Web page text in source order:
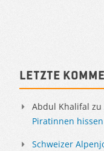
Letzte
Abdul Khalifal zu
Piratinnen
Schweizer